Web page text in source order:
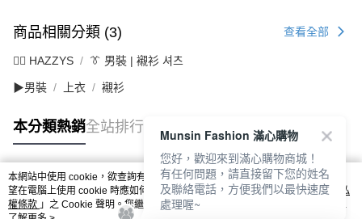
商品相關分類 (3) 查看全部
🐕‍🦺 HAZZYS 👔 男裝 | 襯衫 셔츠
▶男裝 上衣 襯衫
本分類熱銷全站排行
熱門標籤
本網站中使用 cookie，欲查詢有關本網站使用 cookie 方式之詳情，及若您不希
望在電腦上使用 cookie 時應如何變更電腦的 cookie 設定，請參閱本網站「
隱私
權條款 」之 Cookie 聲明。您繼續使用本網站即表示您同意本公司得按本網站使
Munsin Fashion 滿心購物
您好，歡迎來到滿心購物商城！
有任何問題，請直接留下您的姓名
及聯絡電話，方便我們以最快速度
處理喔~